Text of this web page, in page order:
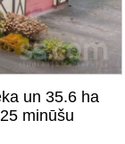
un 35.6 ha
minūšu